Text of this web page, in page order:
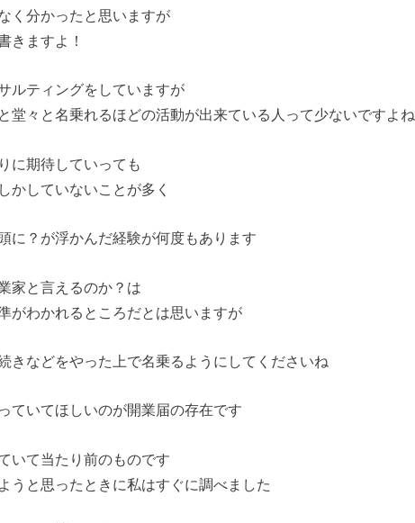
く分かったと思いますが
きますよ！
ルティングをしていますが
堂々と名乗れるほどの活動が出来ている人って少ないですよね
に期待していっても
かしていないことが多く
に？が浮かんだ経験が何度もあります
家と言えるのか？は
がわかれるところだとは思いますが
きなどをやった上で名乗るようにしてくださいね
ていてほしいのが開業届の存在です
いて当たり前のものです
うと思ったときに私はすぐに調べました